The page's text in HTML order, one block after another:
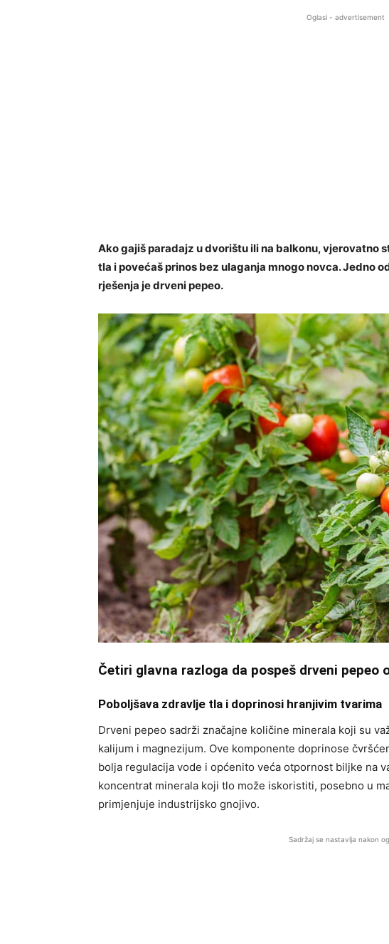
Oglasi - advertisement
Ako gajiš paradajz u dvorištu ili na balkonu, vjerovatno
tla i povećaš prinos bez ulaganja mnogo novca. Jedno
rješenja je drveni pepeo.
Četiri glavna razloga da pospeš drveni pepeo
Poboljšava zdravlje tla i doprinosi hranjivim tvarima
Drveni pepeo sadrži značajne količine minerala koji su
kalijum i magnezijum. Ove komponente doprinose
bolja regulacija vode i općenito veća otpornost biljke na
koncentrat minerala koji tlo može iskoristiti, posebno u
primjenjuje industrijsko gnojivo.
Sadržaj se nastavlja nakon